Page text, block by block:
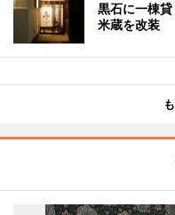
黒石に一棟
米蔵を改装